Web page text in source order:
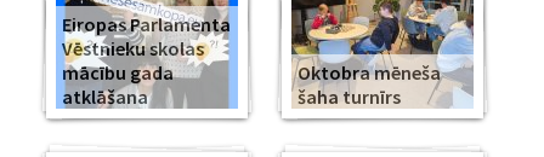
Eiropas Parlamenta
Vēstnieku skolas
mācību gada
atklāšana
Oktobra mēneša
šaha turnīrs